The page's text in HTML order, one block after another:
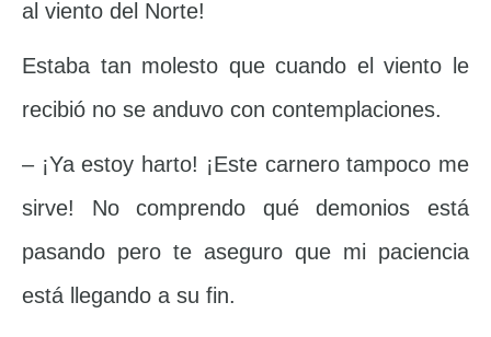
al viento del Norte!
Estaba tan molesto que cuando el viento le
recibió no se anduvo con contemplaciones.
– ¡Ya estoy harto! ¡Este carnero tampoco me
sirve! No comprendo qué demonios está
pasando pero te aseguro que mi paciencia
está llegando a su fin.